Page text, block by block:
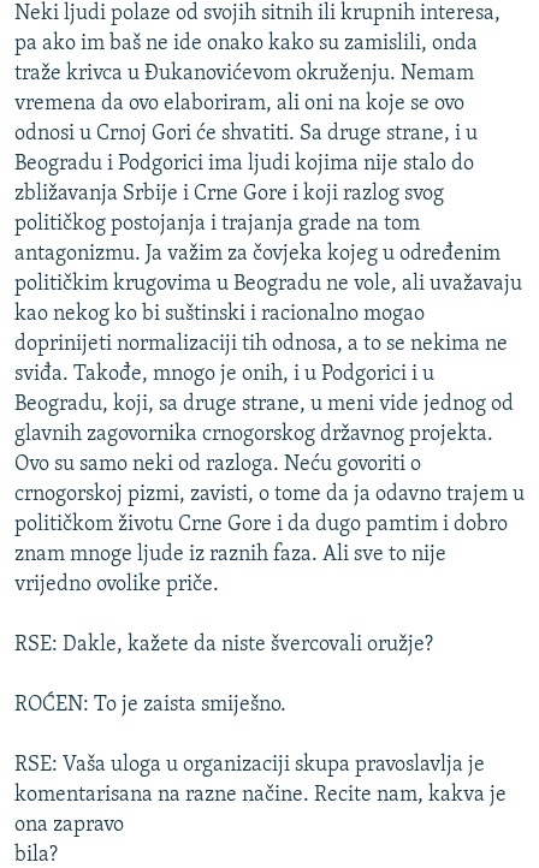
Neki ljudi polaze od svojih sitnih ili krupnih interesa,
pa ako im baš ne ide onako kako su zamislili, onda
traže krivca u Đukanovićevom okruženju. Nemam
vremena da ovo elaboriram, ali oni na koje se ovo
odnosi u Crnoj Gori će shvatiti. Sa druge strane, i u
Beogradu i Podgorici ima ljudi kojima nije stalo do
zbližavanja Srbije i Crne Gore i koji razlog svog
političkog postojanja i trajanja grade na tom
antagonizmu. Ja važim za čovjeka kojeg u određenim
političkim krugovima u Beogradu ne vole, ali uvažavaju
kao nekog ko bi suštinski i racionalno mogao
doprinijeti normalizaciji tih odnosa, a to se nekima ne
sviđa. Takođe, mnogo je onih, i u Podgorici i u
Beogradu, koji, sa druge strane, u meni vide jednog od
glavnih zagovornika crnogorskog državnog projekta.
Ovo su samo neki od razloga. Neću govoriti o
crnogorskoj pizmi, zavisti, o tome da ja odavno trajem u
političkom životu Crne Gore i da dugo pamtim i dobro
znam mnoge ljude iz raznih faza. Ali sve to nije
vrijedno ovolike priče.
RSE: Dakle, kažete da niste švercovali oružje?
ROĆEN: To je zaista smiješno.
RSE: Vaša uloga u organizaciji skupa pravoslavlja je
komentarisana na razne načine. Recite nam, kakva je
ona zapravo
bila?